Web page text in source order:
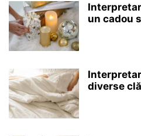
un cadou
diverse